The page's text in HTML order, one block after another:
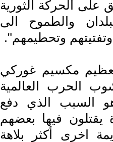
على الحركة الثورية
والطموح الى
وتفتيتهم وتحطيمهم".
مكسيم غوركي
الحرب العالمية
السبب الذي دفع
فيها بعضهم
اخرى أكثر بلاهة